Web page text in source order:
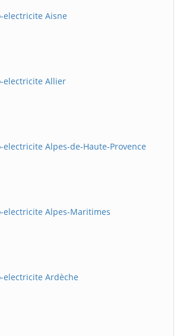
electricite Aisne
electricite Allier
electricite Alpes-de-Haute-Provence
electricite Alpes-Maritimes
electricite Ardèche